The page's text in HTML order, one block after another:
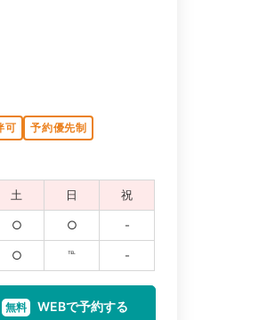
可
予約優先制
土 日 祝
○ ○ -
○ ℡ -
無料 WEBで予約する